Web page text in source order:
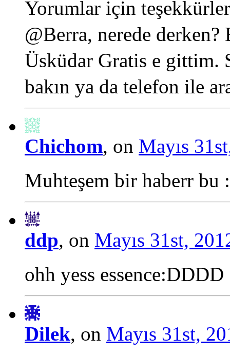
Yorumlar için
@Berra, nerede derken?
Üsküdar Gratis e gittim.
bakın ya da telefon ile
Chichom, on Mayıs
Muhteşem bir haberr bu
ddp, on Mayıs 31st,
ohh yess essence:DDDD
Dilek, on Mayıs 31st,